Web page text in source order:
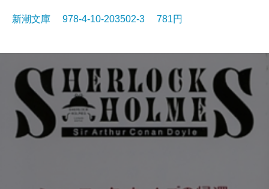
新潮文庫 978-4-10-203502-3 781円